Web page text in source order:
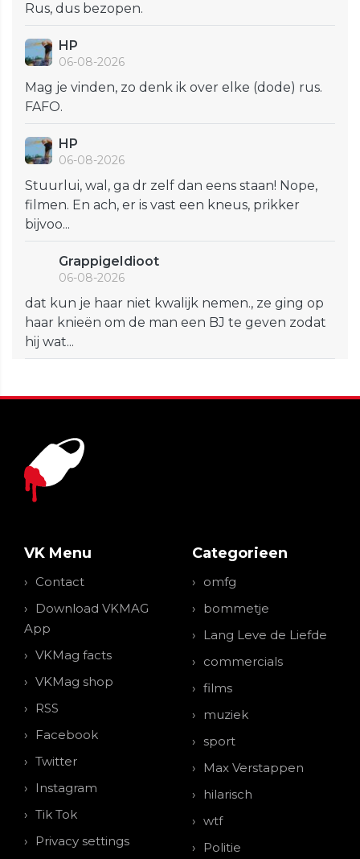
Rus, dus bezopen.
HP
06-08-2026
Mag je vinden, zo denk ik over elke (dode) rus.
FAFO.
HP
06-08-2026
Stuurlui, wal, ga dr zelf dan eens staan! Nope,
filmen. En ach, er is vast een kneus, prikker
bijvoo...
GrappigeIdioot
06-08-2026
dat kun je haar niet kwalijk nemen., ze ging op
haar knieën om de man een BJ te geven zodat
hij wat...
VK Menu
Contact
Download VKMAG
App
VKMag facts
VKMag shop
RSS
Facebook
Twitter
Instagram
Tik Tok
Privacy settings
Categorieen
omfg
bommetje
Lang Leve de Liefde
commercials
films
muziek
sport
Max Verstappen
hilarisch
wtf
Politie